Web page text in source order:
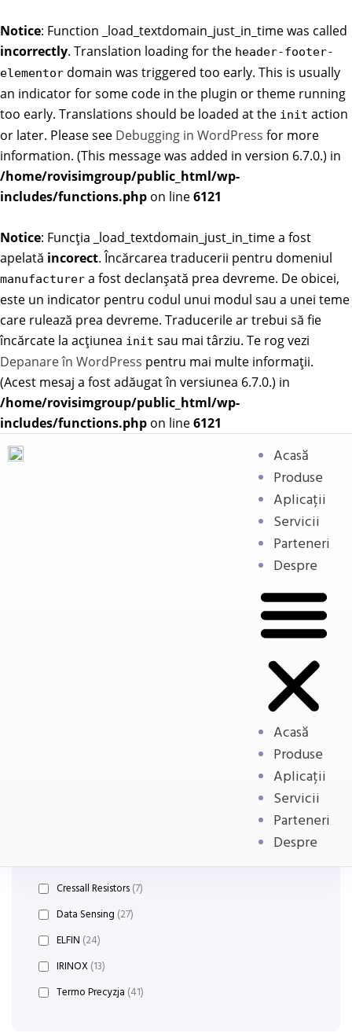
Notice: Function _load_textdomain_just_in_time was called
incorrectly. Translation loading for the header-footer-
elementor domain was triggered too early. This is usually
an indicator for some code in the plugin or theme running
too early. Translations should be loaded at the init action
or later. Please see Debugging in WordPress for more
information. (This message was added in version 6.7.0.) in
/home/rovisimgroup/public_html/wp-
includes/functions.php on line6121
Notice: Funcția _load_textdomain_just_in_time a fost
apelată incorect. Încărcarea traducerii pentru domeniul
manufacturer a fost declanșată prea devreme. De obicei,
este un indicator pentru codul unui modul sau a unei teme
care rulează prea devreme. Traducerile ar trebui să fie
încărcate la acțiunea init sau mai târziu. Te rog vezi
Depanare în WordPress pentru mai multe informații.
(Acest mesaj a fost adăugat în versiunea 6.7.0.) in
/home/rovisimgroup/public_html/wp-
includes/functions.php on line6121
Acasă
Produse
Aplicații
Servicii
Parteneri
Despre
Acasă
Produse
Aplicații
Servicii
Parteneri
Despre
Butoane de comandă și
Cressall Resistors(7)
Data Sensing (27)
ELFIN (24)
IRINOX(13)
Termo Precyzja (41)